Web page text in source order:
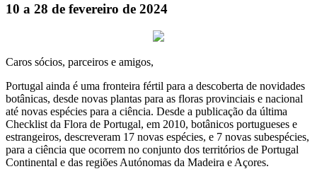
10 a 28 de fevereiro de 2024
Caros sócios, parceiros e amigos,
Portugal ainda é uma fronteira fértil para a descoberta de novidades
botânicas, desde novas plantas para as floras provinciais e nacional
até novas espécies para a ciência. Desde a publicação da última
Checklist da Flora de Portugal, em 2010, botânicos portugueses e
estrangeiros, descreveram 17 novas espécies, e 7 novas subespécies,
para a ciência que ocorrem no conjunto dos territórios de Portugal
Continental e das regiões Autónomas da Madeira e Açores.